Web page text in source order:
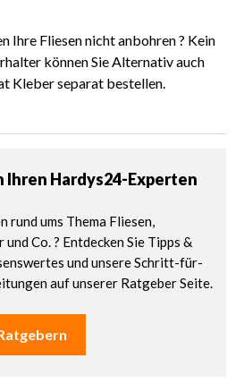
Ihre Fliesen nicht anbohren ? Kein
können Sie Alternativ auch
Kleber separat bestellen.
Ihren Hardys24-Experten
rund ums Thema Fliesen,
und Co. ? Entdecken Sie Tipps &
und unsere Schritt-für-
auf unserer Ratgeber Seite.